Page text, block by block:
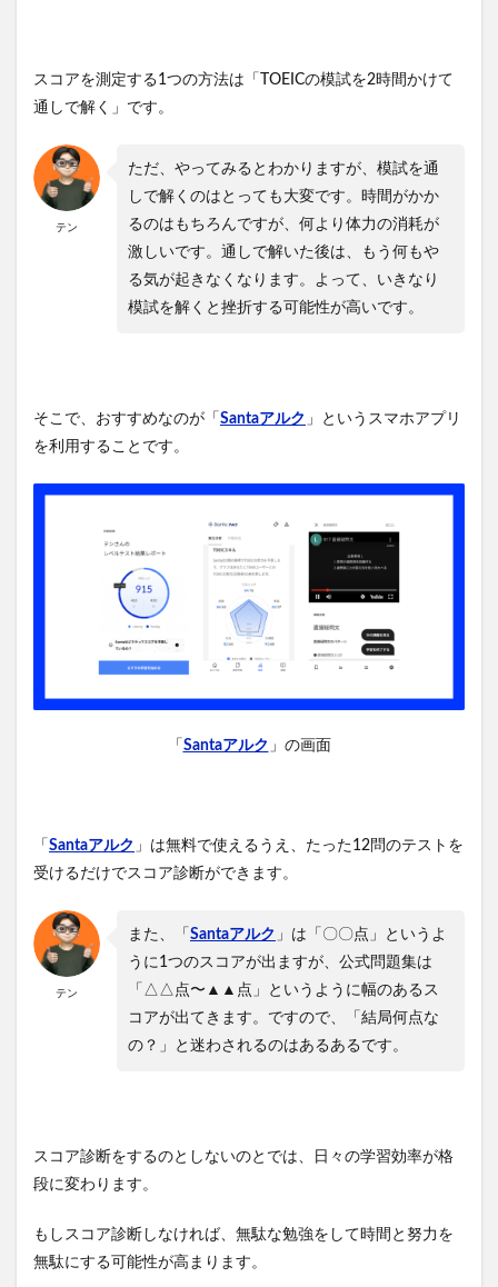
スコアを測定する1つの方法は「TOEICの模試を2時間かけて
通しで解く」です。
テン
ただ、やってみるとわかりますが、模試を通
しで解くのはとっても大変です。時間がかか
るのはもちろんですが、何より体力の消耗が
激しいです。通しで解いた後は、もう何もや
る気が起きなくなります。よって、いきなり
模試を解くと挫折する可能性が高いです。
そこで、おすすめなのが「 Santaアルク 」というスマホアプリ
を利用することです。
「 Santaアルク 」の画面
「 Santaアルク 」は無料で使えるうえ、たった12問のテストを
受けるだけでスコア診断ができます。
テン
また、「 Santaアルク 」は「〇〇点」というよ
うに1つのスコアが出ますが、公式問題集は
「△△点〜▲▲点」というように幅のあるス
コアが出てきます。ですので、「結局何点な
の？」と迷わされるのはあるあるです。
スコア診断をするのとしないのとでは、日々の学習効率が格
段に変わります。
もしスコア診断しなければ、無駄な勉強をして時間と努力を
無駄にする可能性が高まります。